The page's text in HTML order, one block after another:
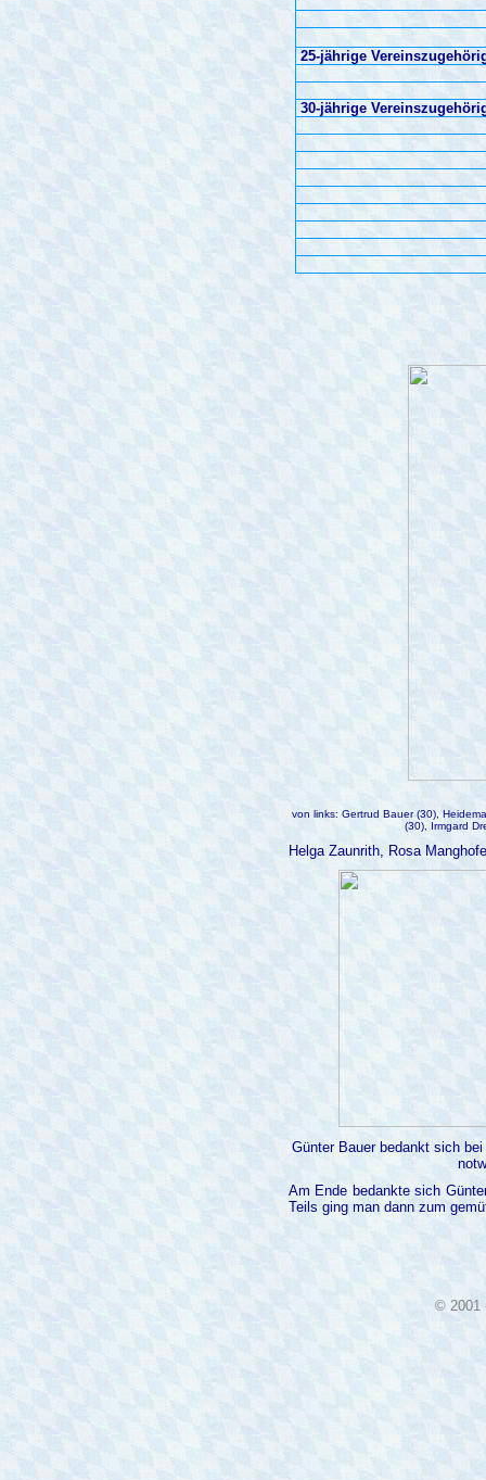
25-jährige
30-jährige
von links: Gertrud Bauer (30),
(30), Irmgard
Helga Zaunrith, Rosa
Günter Bauer bedankt sich
Am Ende bedankte sich
Teils ging man dann zum
© 2001